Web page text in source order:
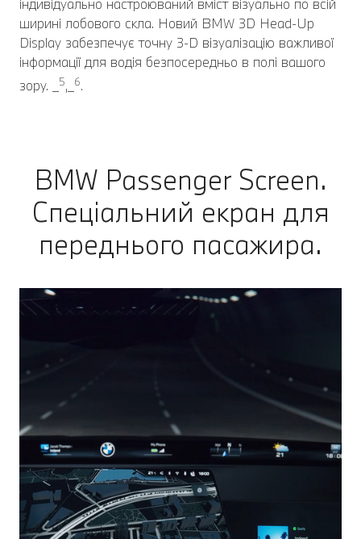
індивідуально настроюваний вміст візуально по всій
ширині лобового скла. Новий BMW 3D Head-Up
Display забезпечує точну 3-D візуалізацію важливої
інформації для водія безпосередньо в полі вашого
зору. _
5,_ 6.
BMW Passenger Screen.
Спеціальний екран для
переднього пасажира.